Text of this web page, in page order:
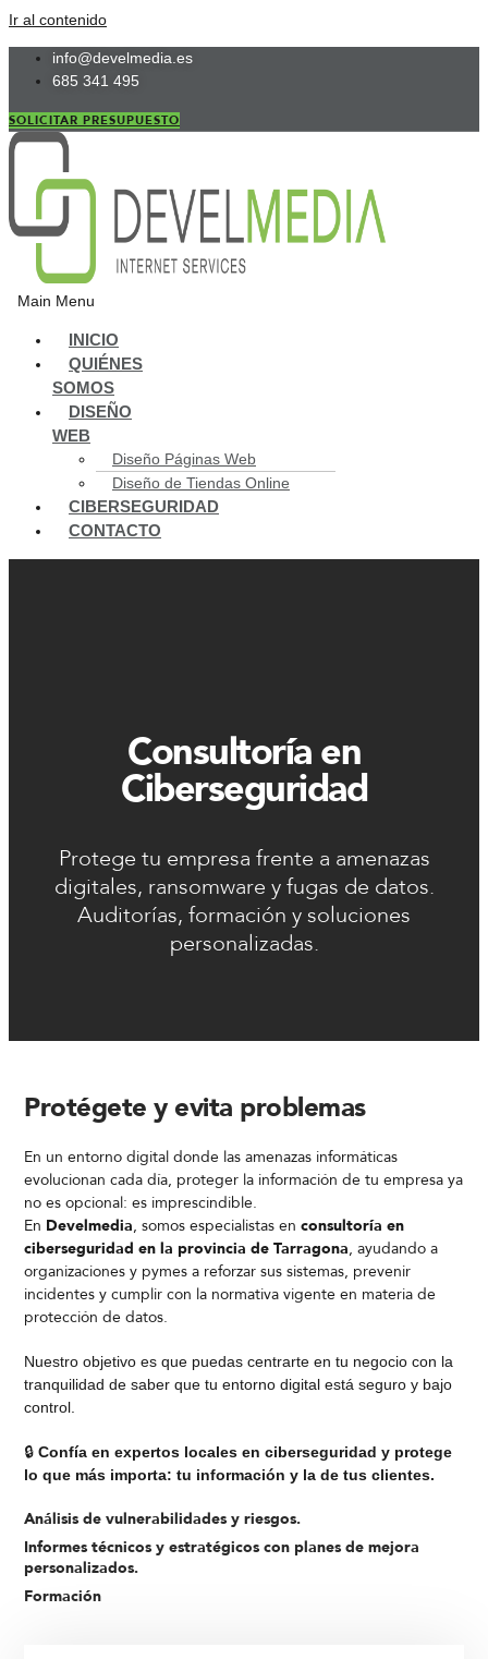
Ir al contenido
info@develmedia.es
685 341 495
SOLICITAR PRESUPUESTO
Main Menu
INICIO
QUIÉNES
SOMOS
DISEÑO
WEB
Diseño Páginas Web
Diseño de Tiendas Online
CIBERSEGURIDAD
CONTACTO
Consultoría en
Ciberseguridad
Protege tu empresa frente a amenazas
digitales, ransomware y fugas de datos.
Auditorías, formación y soluciones
personalizadas.
Protégete y evita problemas
En un entorno digital donde las amenazas informáticas
evolucionan cada día, proteger la información de tu empresa ya
no es opcional: es imprescindible.
En Develmedia, somos especialistas en consultoría en
ciberseguridad en la provincia de Tarragona, ayudando a
organizaciones y pymes a reforzar sus sistemas, prevenir
incidentes y cumplir con la normativa vigente en materia de
protección de datos.
Nuestro objetivo es que puedas centrarte en tu negocio con la
tranquilidad de saber que tu entorno digital está seguro y bajo
control.
🔒 Confía en expertos locales en ciberseguridad y protege
lo que más importa: tu información y la de tus clientes.
Análisis de vulnerabilidades y riesgos.
Informes técnicos y estratégicos con planes de mejora
personalizados.
Formación